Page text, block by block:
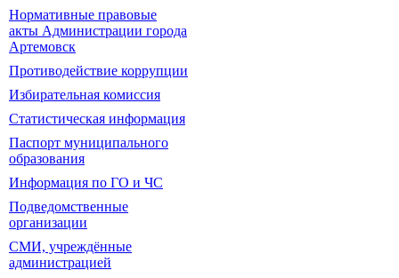
Нормативные правовые
акты Администрации города
Артемовск
Противодействие коррупции
Избирательная комиссия
Статистическая информация
Паспорт муниципального
образования
Информация по ГО и ЧС
Подведомственные
организации
СМИ, учреждённые
администрацией